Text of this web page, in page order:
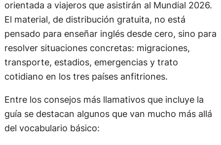
orientada a viajeros que asistirán al Mundial 2026.
El material, de distribución gratuita, no está
pensado para enseñar inglés desde cero, sino para
resolver situaciones concretas: migraciones,
transporte, estadios, emergencias y trato
cotidiano en los tres países anfitriones.
Entre los consejos más llamativos que incluye la
guía se destacan algunos que van mucho más allá
del vocabulario básico: